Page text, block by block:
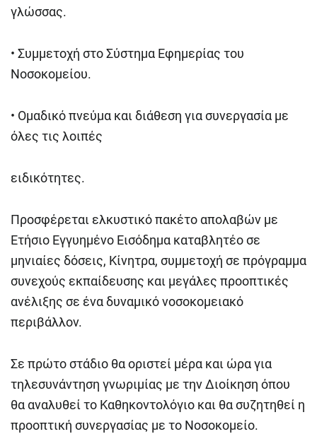
γλώσσας.
• Συμμετοχή στο Σύστημα Εφημερίας του
Νοσοκομείου.
• Ομαδικό πνεύμα και διάθεση για συνεργασία με
όλες τις λοιπές
ειδικότητες.
Προσφέρεται ελκυστικό πακέτο απολαβών με
Ετήσιο Εγγυημένο Εισόδημα καταβλητέο σε
μηνιαίες δόσεις, Κίνητρα, συμμετοχή σε πρόγραμμα
συνεχούς εκπαίδευσης και μεγάλες προοπτικές
ανέλιξης σε ένα δυναμικό νοσοκομειακό
περιβάλλον.
Σε πρώτο στάδιο θα οριστεί μέρα και ώρα για
τηλεσυνάντηση γνωριμίας με την Διοίκηση όπου
θα αναλυθεί το Καθηκοντολόγιο και θα συζητηθεί η
προοπτική συνεργασίας με το Νοσοκομείο.